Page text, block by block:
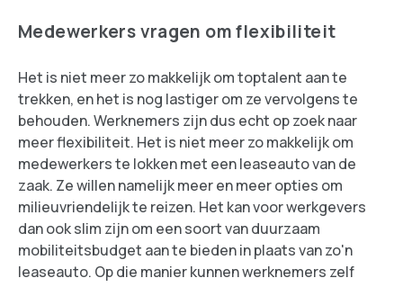
Medewerkers vragen om flexibiliteit
Het is niet meer zo makkelijk om toptalent aan te
trekken, en het is nog lastiger om ze vervolgens te
behouden. Werknemers zijn dus echt op zoek naar
meer flexibiliteit. Het is niet meer zo makkelijk om
medewerkers te lokken met een leaseauto van de
zaak. Ze willen namelijk meer en meer opties om
milieuvriendelijk te reizen. Het kan voor werkgevers
dan ook slim zijn om een soort van duurzaam
mobiliteitsbudget aan te bieden in plaats van zo'n
leaseauto. Op die manier kunnen werknemers zelf